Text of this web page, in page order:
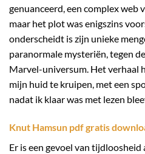
genuanceerd, een complex web
maar het plot was enigszins
onderscheidt is zijn unieke
paranormale mysteriën, tegen
Marvel-universum. Het verhaal
mijn huid te kruipen, met een
nadat ik klaar was met lezen
Knut Hamsun pdf gratis
Er is een gevoel van tijdloosheid